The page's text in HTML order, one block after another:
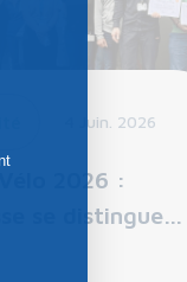
4 Juin. 2026
Vélo 2026 :
se distingue…